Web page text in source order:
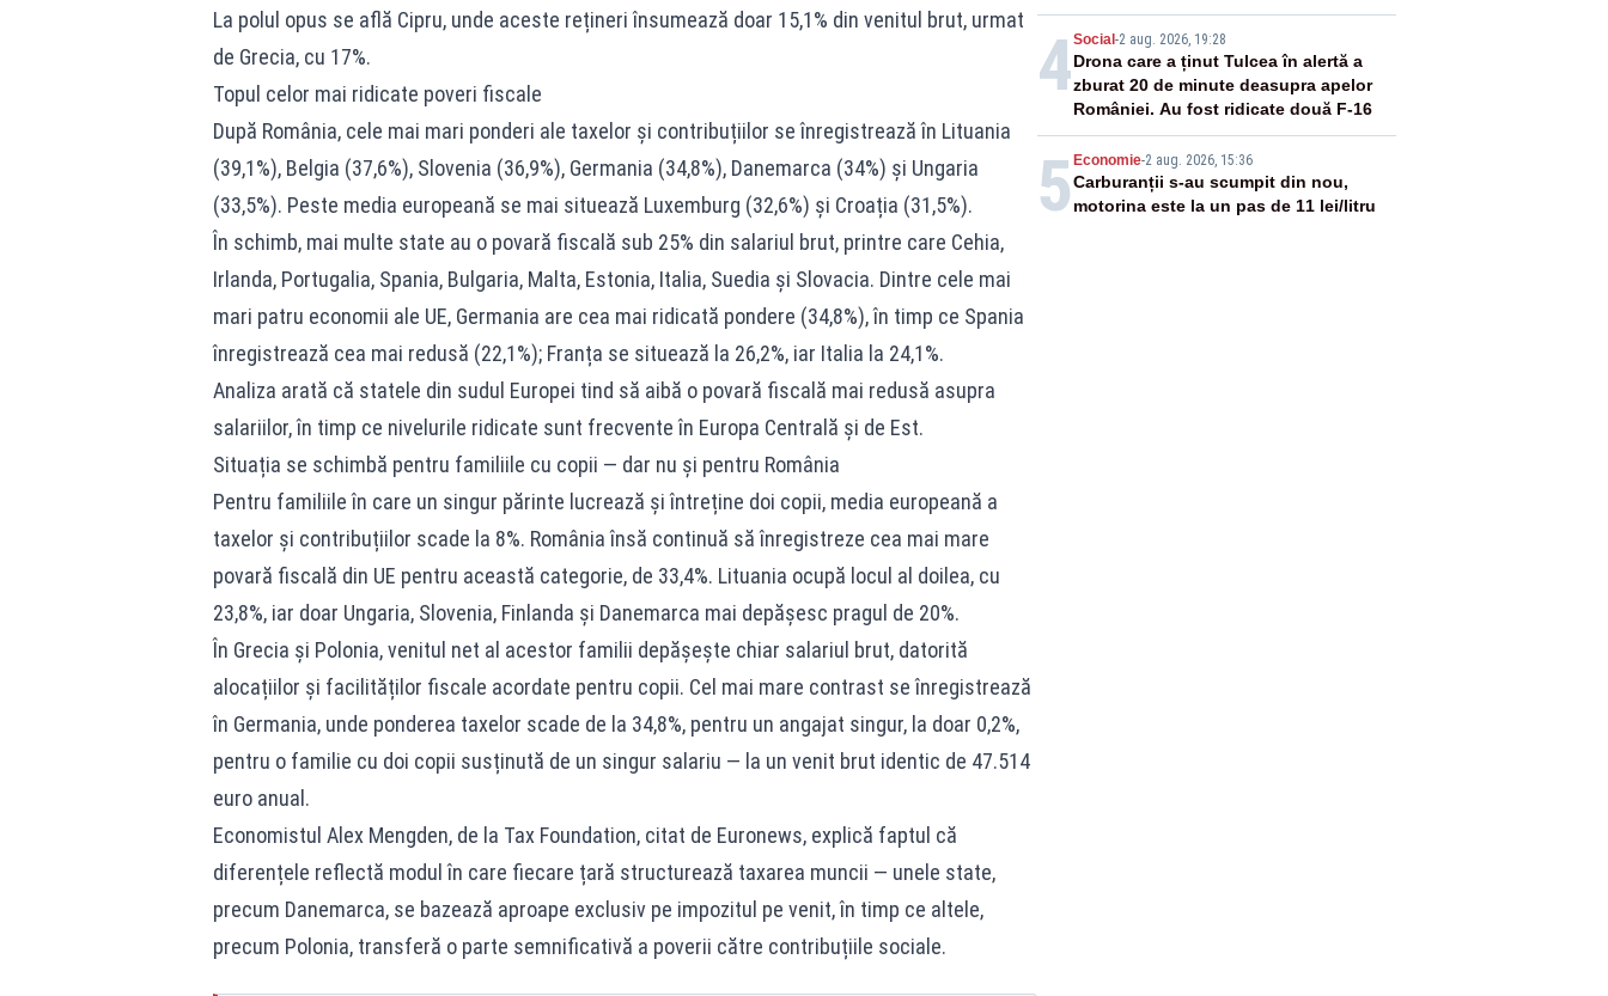
La polul opus se află Cipru, unde aceste rețineri însumează doar 15,1% din venitul brut, urmat
de Grecia, cu 17%.
Topul celor mai ridicate poveri fiscale
După România, cele mai mari ponderi ale taxelor și contribuțiilor se înregistrează în Lituania
(39,1%), Belgia (37,6%), Slovenia (36,9%), Germania (34,8%), Danemarca (34%) și Ungaria
(33,5%). Peste media europeană se mai situează Luxemburg (32,6%) și Croația (31,5%).
În schimb, mai multe state au o povară fiscală sub 25% din salariul brut, printre care Cehia,
Irlanda, Portugalia, Spania, Bulgaria, Malta, Estonia, Italia, Suedia și Slovacia. Dintre cele mai
mari patru economii ale UE, Germania are cea mai ridicată pondere (34,8%), în timp ce Spania
înregistrează cea mai redusă (22,1%); Franța se situează la 26,2%, iar Italia la 24,1%.
Analiza arată că statele din sudul Europei tind să aibă o povară fiscală mai redusă asupra
salariilor, în timp ce nivelurile ridicate sunt frecvente în Europa Centrală și de Est.
Situația se schimbă pentru familiile cu copii — dar nu și pentru România
Pentru familiile în care un singur părinte lucrează și întreține doi copii, media europeană a
taxelor și contribuțiilor scade la 8%. România însă continuă să înregistreze cea mai mare
povară fiscală din UE pentru această categorie, de 33,4%. Lituania ocupă locul al doilea, cu
23,8%, iar doar Ungaria, Slovenia, Finlanda și Danemarca mai depășesc pragul de 20%.
În Grecia și Polonia, venitul net al acestor familii depășește chiar salariul brut, datorită
alocațiilor și facilităților fiscale acordate pentru copii. Cel mai mare contrast se înregistrează
în Germania, unde ponderea taxelor scade de la 34,8%, pentru un angajat singur, la doar 0,2%,
pentru o familie cu doi copii susținută de un singur salariu — la un venit brut identic de 47.514
euro anual.
Economistul Alex Mengden, de la Tax Foundation, citat de Euronews, explică faptul că
diferențele reflectă modul în care fiecare țară structurează taxarea muncii — unele state,
precum Danemarca, se bazează aproape exclusiv pe impozitul pe venit, în timp ce altele,
precum Polonia, transferă o parte semnificativă a poverii către contribuțiile sociale.
4Social -2 aug. 2026, 19:28
Drona care a ținut Tulcea în alertă a
zburat 20 de minute deasupra apelor
României. Au fost ridicate două F-16
5 Economie-2 aug. 2026, 15:36
Carburanții s-au scumpit din nou,
motorina este la un pas de 11 lei/litru